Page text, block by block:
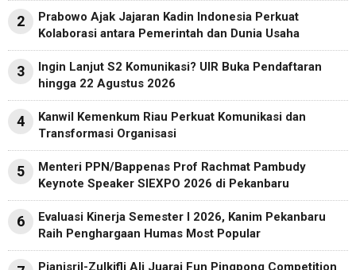
2
Prabowo Ajak Jajaran Kadin Indonesia Perkuat
Kolaborasi antara Pemerintah dan Dunia Usaha
3
Ingin Lanjut S2 Komunikasi? UIR Buka Pendaftaran
hingga 22 Agustus 2026
4
Kanwil Kemenkum Riau Perkuat Komunikasi dan
Transformasi Organisasi
5
Menteri PPN/Bappenas Prof Rachmat Pambudy
Keynote Speaker SIEXPO 2026 di Pekanbaru
6
Evaluasi Kinerja Semester I 2026, Kanim Pekanbaru
Raih Penghargaan Humas Most Popular
Pianisril-Zulkifli Ali Juarai Fun Pingpong Competition